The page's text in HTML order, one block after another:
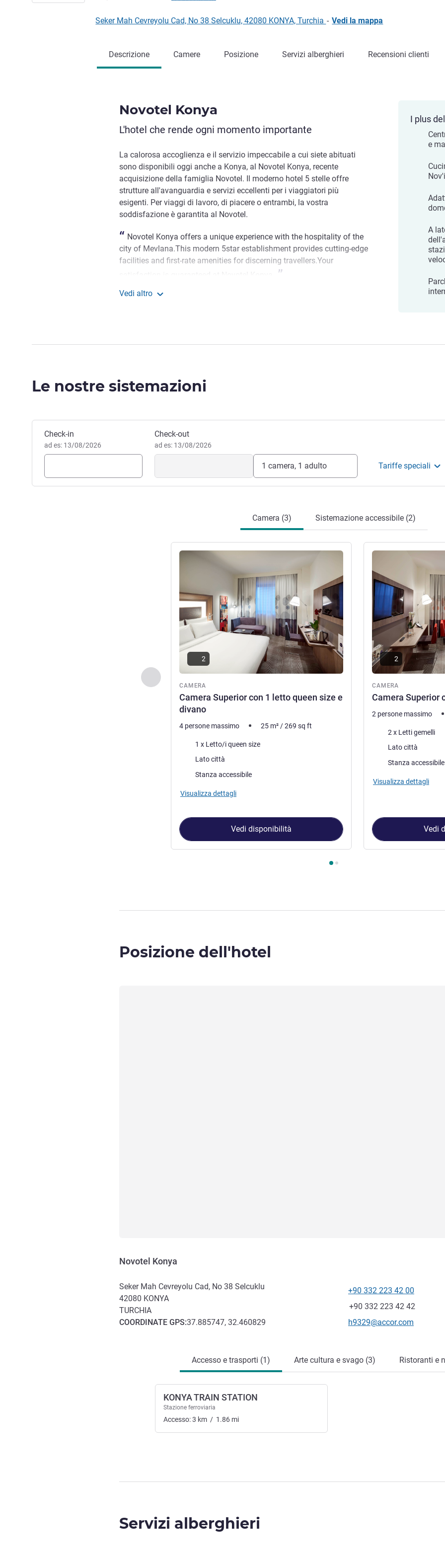
Seker Mah Cevreyolu Cad, No 38 Selcuklu, 42080 KONYA, Turchia - Vedi la mappa
Descrizione Camere Posizione Servizi alberghieri Recensioni clienti
Novotel Konya
L'hotel che rende ogni momento importante
La calorosa accoglienza e il servizio impeccabile a cui siete abituati
sono disponibili oggi anche a Konya, al Novotel Konya, recente
acquisizione della famiglia Novotel. Il moderno hotel 5 stelle offre
strutture all'avanguardia e servizi eccellenti per i viaggiatori più
esigenti. Per viaggi di lavoro, di piacere o entrambi, la vostra
soddisfazione è garantita al Novotel.
Novotel Konya offers a unique experience with the hospitality of the
city of Mevlana.This modern 5star establishment provides cutting-edge
facilities and first-rate amenities for discerning travellers.Your
Vedi altro
I plus
e
A
Le nostre sistemazioni
Prenota questo hotel
Check-in
ad es: 13/08/2026
Check-out
ad es: 13/08/2026
1 camera, 1 adulto Tariffe speciali
Camera (3) Sistemazione accessibile (2)
Precedente - Camera
CAMERA
Camera Superior con 1 letto queen size e
divano
Visualizza dettagli
2
4 persone massimo 25 m² /269 sq ft
Biancheria da letto
1 x Letto/i queen size
Vista:Lato città
Stanza accessibile
Visualizza dettagli
Vedi disponibilità
CAMERA
Camera Superior
Visualizza dettagli
2
2 persone massimo
Biancheria da letto
2 x Letti gemelli
Vista:Lato città
Stanza accessibile
Visualizza dettagli
Vedi
Posizione dell'hotel
Novotel Konya
Seker Mah Cevreyolu Cad, No 38 Selcuklu
42080 KONYA
TURCHIA
COORDINATE GPS:37.885747, 32.460829
Telefono
+90 332 223 42 00
Fax
+90 332 223 42 42
E-mail di contatto
h9329@accor.com
Accesso e trasporti (1) Arte cultura e svago (3) Ristoranti e
KONYA TRAIN STATION
Stazione ferroviaria
Accesso:3 km / 1.86 mi
Servizi alberghieri